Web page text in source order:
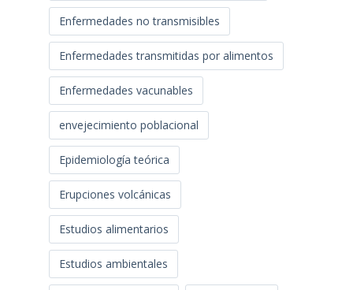
Enfermedades no transmisibles
Enfermedades transmitidas por alimentos
Enfermedades vacunables
envejecimiento poblacional
Epidemiología teórica
Erupciones volcánicas
Estudios alimentarios
Estudios ambientales